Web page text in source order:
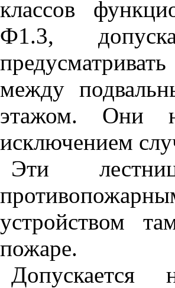
классов
Ф1.3,
между
этажом. Они
исключением
Эти
устройством
пожаре.
Допускается